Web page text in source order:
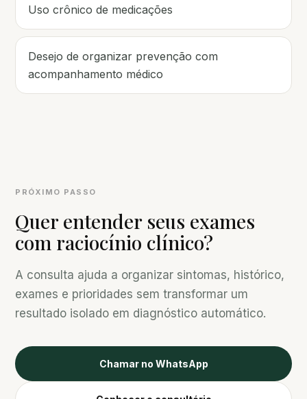
Uso crônico de medicações
Desejo de organizar prevenção com
acompanhamento médico
PRÓXIMO PASSO
Quer entender seus exames
com raciocínio clínico?
A consulta ajuda a organizar sintomas, histórico,
exames e prioridades sem transformar um
resultado isolado em diagnóstico automático.
Chamar no WhatsApp